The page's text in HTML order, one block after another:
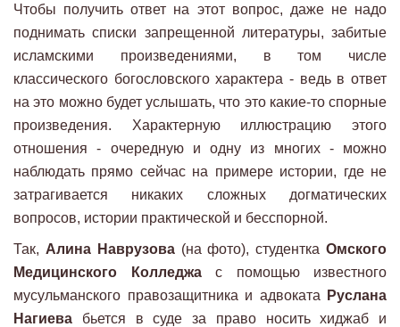
Чтобы получить ответ на этот вопрос, даже не надо
поднимать списки запрещенной литературы, забитые
исламскими произведениями, в том числе
классического богословского характера - ведь в ответ
на это можно будет услышать, что это какие-то спорные
произведения. Характерную иллюстрацию этого
отношения - очередную и одну из многих - можно
наблюдать прямо сейчас на примере истории, где не
затрагивается никаких сложных догматических
вопросов, истории практической и бесспорной.
Так, Алина Наврузова (на фото), студенткаОмского
Медицинского Колледжас помощью известного
мусульманского правозащитника и адвоката
Руслана
Нагиева бьется в суде за право носить хиджаб и